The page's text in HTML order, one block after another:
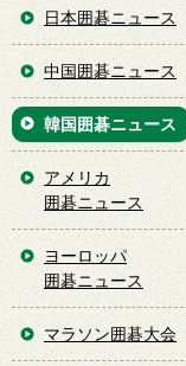
日本囲碁ニュース
中国囲碁ニュース
韓国囲碁ニュース
アメリカ
囲碁ニュース
ヨーロッパ
囲碁ニュース
マラソン囲碁大会